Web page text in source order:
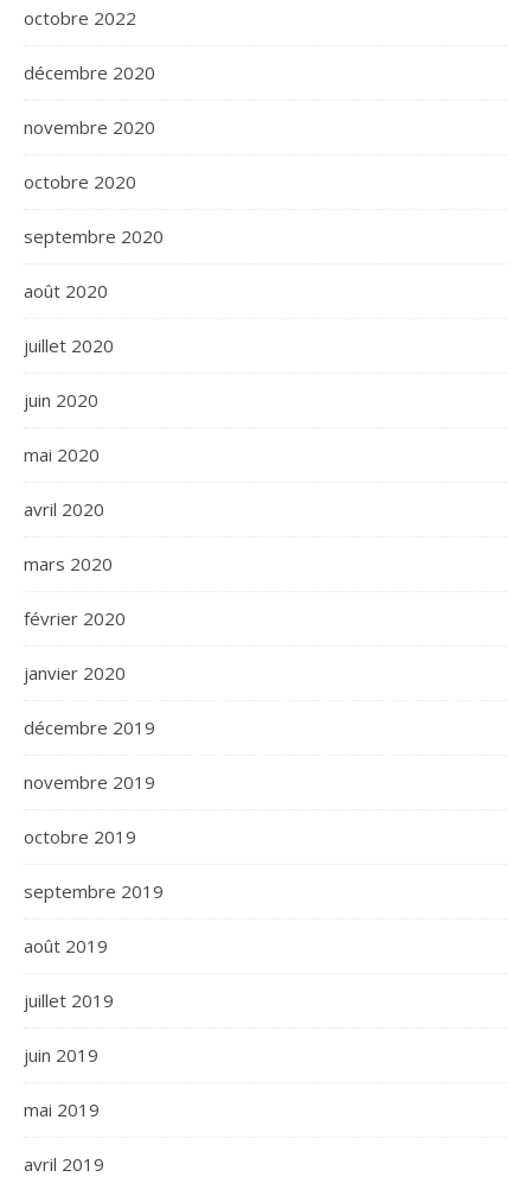
octobre 2022
décembre 2020
novembre 2020
octobre 2020
septembre 2020
août 2020
juillet 2020
juin 2020
mai 2020
avril 2020
mars 2020
février 2020
janvier 2020
décembre 2019
novembre 2019
octobre 2019
septembre 2019
août 2019
juillet 2019
juin 2019
mai 2019
avril 2019